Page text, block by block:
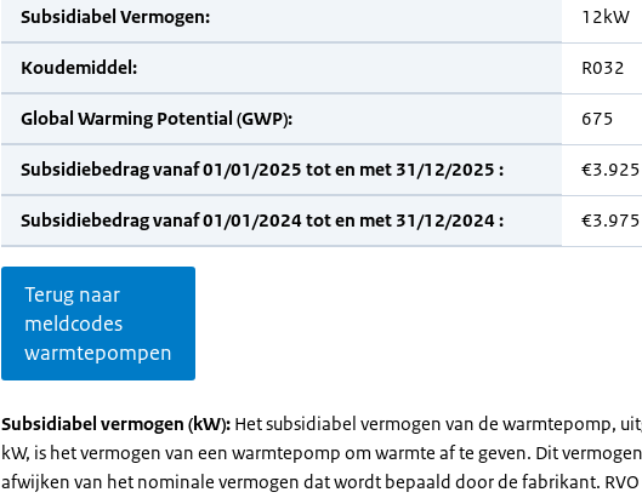
Subsidiabel Vermogen: 12kW
Koudemiddel: R032
Global Warming Potential (GWP): 675
Subsidiebedrag vanaf 01/01/2025 tot en met 31/12/2025 : €3.925
Subsidiebedrag vanaf 01/01/2024 tot en met 31/12/2024 : €3.975
Terug naar
meldcodes
warmtepompen
Subsidiabel vermogen (kW): Het subsidiabel vermogen van de warmtepomp,
kW, is het vermogen van een warmtepomp om warmte af te geven. Dit
afwijken van het nominale vermogen dat wordt bepaald door de fabrikant.